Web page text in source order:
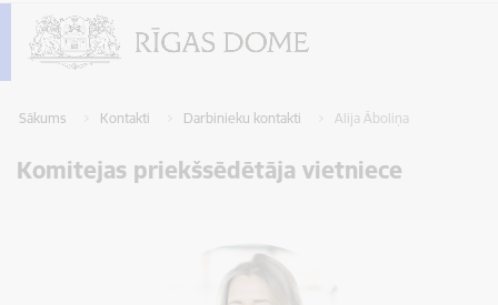
Sākums Kontakti Darbinieku kontakti Alija Āboliņa
Komitejas priekšsēdētāja vietniece